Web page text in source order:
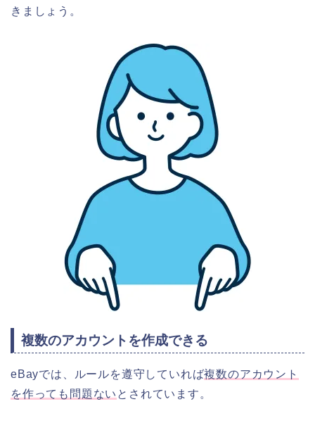
きましょう。
複数のアカウントを作成できる
eBayでは、ルールを遵守していれば複数のアカウント
を作っても問題ない とされています。